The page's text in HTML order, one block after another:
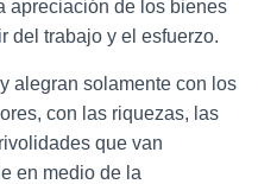
apreciación de los bienes
del trabajo y el esfuerzo.
alegran solamente con los
con las riquezas, las
que van
en medio de la